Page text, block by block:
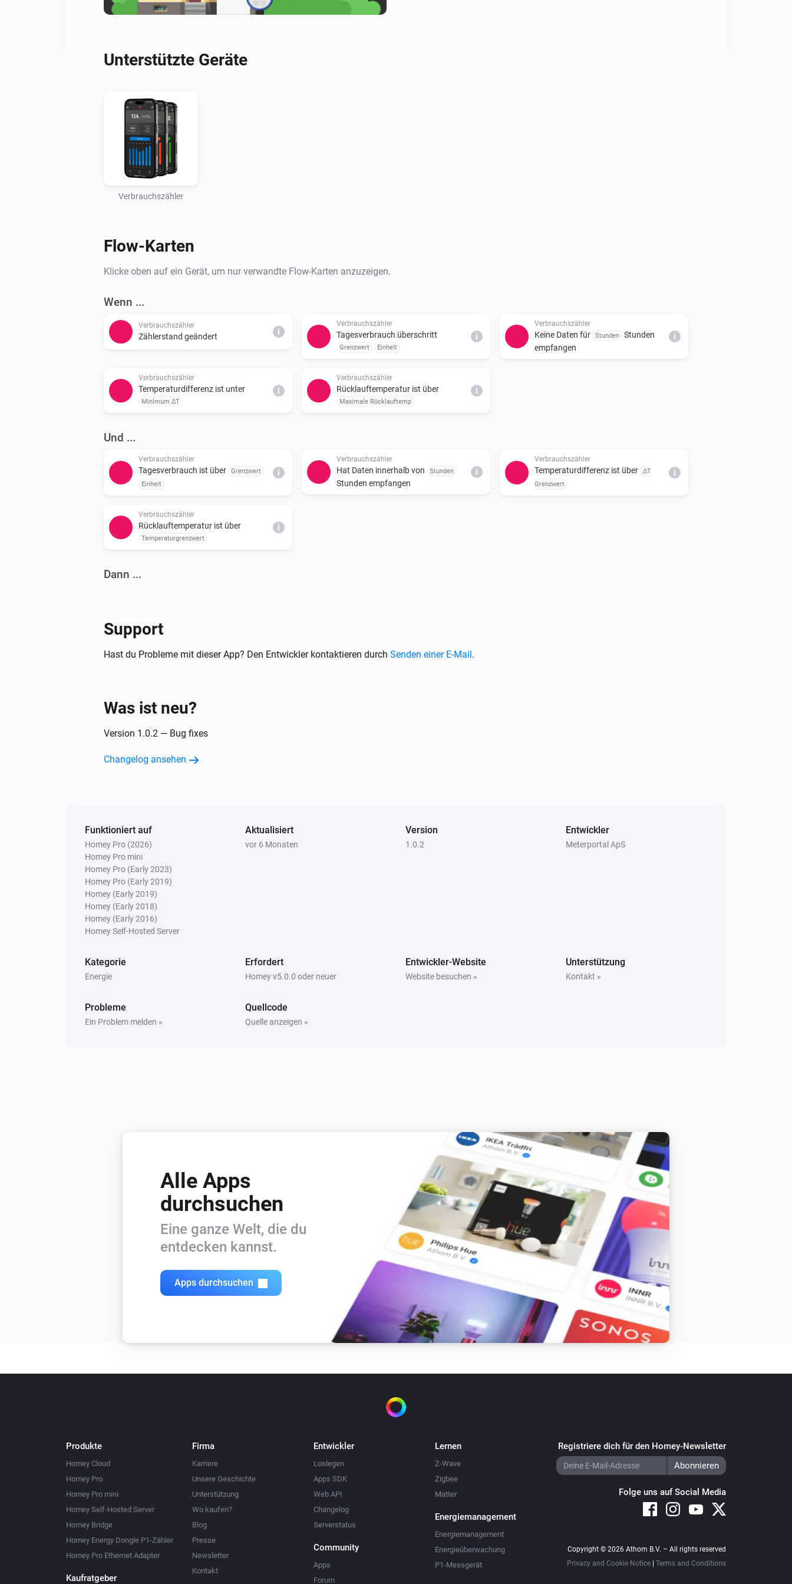
Unterstützte Geräte
Verbrauchszähler
Flow-Karten
Klicke oben auf ein Gerät, um nur verwandte Flow-Karten anzuzeigen.
Wenn ...
Verbrauchszähler
Zählerstand geändert i
Verbrauchszähler
Tagesverbrauch überschritt
Grenzwert Einheit
i
Verbrauchszähler
Keine Daten für Stunden
Stunden
empfangen
i
Verbrauchszähler
Temperaturdifferenz ist unter
Minimum ΔT
i
Verbrauchszähler
Rücklauftemperatur ist über
Maximale Rücklauftemp
i
Und ...
Verbrauchszähler
Tagesverbrauch ist über
Grenzwert
Einheit
i
Verbrauchszähler
Hat Daten innerhalb von Stunden
Stunden empfangen
i
Verbrauchszähler
Temperaturdifferenz ist über
ΔT
Grenzwert
i
Verbrauchszähler
Rücklauftemperatur ist über
Temperaturgrenzwert
i
Dann ...
Support
Hast du Probleme mit dieser App? Den Entwickler kontaktieren durch Senden einer E-Mail.
Was ist neu?
Version 1.0.2 — Bug fixes
Changelog ansehen
Funktioniert auf
Homey Pro (2026)
Homey Pro mini
Homey Pro (Early 2023)
Homey Pro (Early 2019)
Homey (Early 2019)
Homey (Early 2018)
Homey (Early 2016)
Homey Self-Hosted Server
Aktualisiert
vor 6 Monaten
Version
1.0.2
Entwickler
Meterportal ApS
Kategorie
Energie
Erfordert
Homey v5.0.0 oder neuer
Entwickler-Website
Website besuchen »
Unterstützung
Kontakt »
Probleme
Ein Problem melden »
Quellcode
Quelle anzeigen »
Alle Apps
durchsuchen
Eine ganze Welt, die du
entdecken kannst.
Apps durchsuchen
Produkte
Homey Cloud
Homey Pro
Homey Pro mini
Homey Self-Hosted Server
Homey Bridge
Homey Energy Dongle P1-Zähler
Homey Pro Ethernet Adapter
Kaufratgeber
Firma
Karriere
Unsere Geschichte
Unterstützung
Wo kaufen?
Blog
Presse
Newsletter
Kontakt
Entwickler
Loslegen
Apps SDK
Web API
Changelog
Serverstatus
Community
Apps
Forum
Lernen
Z-Wave
Zigbee
Matter
Energiemanagement
Energiemanagement
Energieüberwachung
P1-Messgerät
Registriere dich für den Homey-Newsletter
Folge uns auf Social Media
Copyright © 2026 Athom B.V. – All rights reserved
Privacy and Cookie Notice
Terms and Conditions